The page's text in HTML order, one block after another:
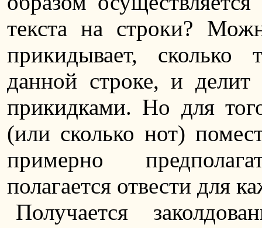
текста на строки?
прикидывает, сколько
данной строке, и делит
прикидками. Но для
(или сколько нот)
примерно
полагается отвести для
Получается